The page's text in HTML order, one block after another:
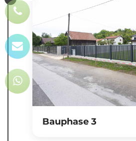
Bauphase 3